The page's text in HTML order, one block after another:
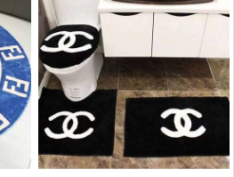
室内マット 流行り ファッション